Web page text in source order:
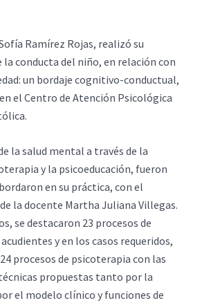
Ramírez Rojas, realizó su
conducta del niño, en relación con
un bordaje cognitivo-conductual,
el Centro de Atención Psicológica
la salud mental a través de la
y la psicoeducación, fueron
en su práctica, con el
la docente Martha Juliana Villegas.
se destacaron 23 procesos de
y en los casos requeridos,
procesos de psicoterapia con las
propuestas tanto por la
el modelo clínico y funciones de